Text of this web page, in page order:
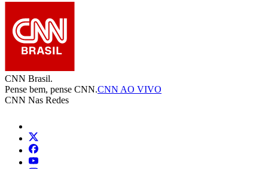
CNN Brasil.
Pense bem, pense CNN.CNN AO VIVO
CNN Nas Redes